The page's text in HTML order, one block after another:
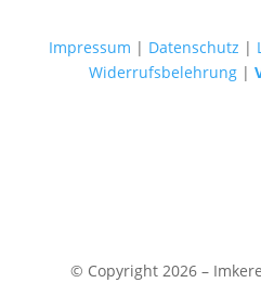
Impressum | Datenschutz |
Widerrufsbelehrung|
© Copyright 2026 –